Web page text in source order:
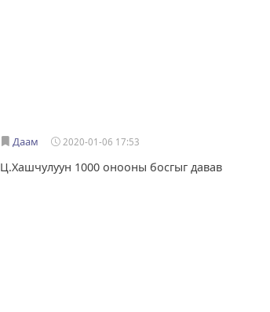
Даам 2020-01-06 17:53
Ц.Хашчулуун 1000 онооны босгыг давав